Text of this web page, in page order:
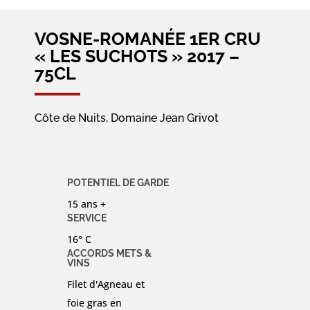
VOSNE-ROMANÉE 1ER CRU
« LES SUCHOTS » 2017 –
75CL
Côte de Nuits, Domaine Jean Grivot
POTENTIEL DE GARDE
15 ans +
SERVICE
16° C
ACCORDS METS &
VINS
Filet d'Agneau et
foie gras en